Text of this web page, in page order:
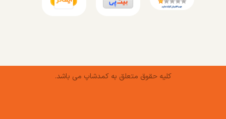
کلیه حقوق متعلق به کمدشاپ می باشد.